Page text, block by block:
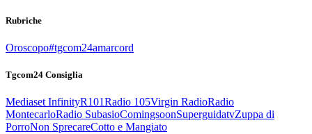
Rubriche
Oroscopo#tgcom24amarcord
Tgcom24 Consiglia
Mediaset InfinityR101Radio 105Virgin RadioRadio
MontecarloRadio SubasioComingsoonSuperguidatvZuppa di
PorroNon SprecareCotto e Mangiato